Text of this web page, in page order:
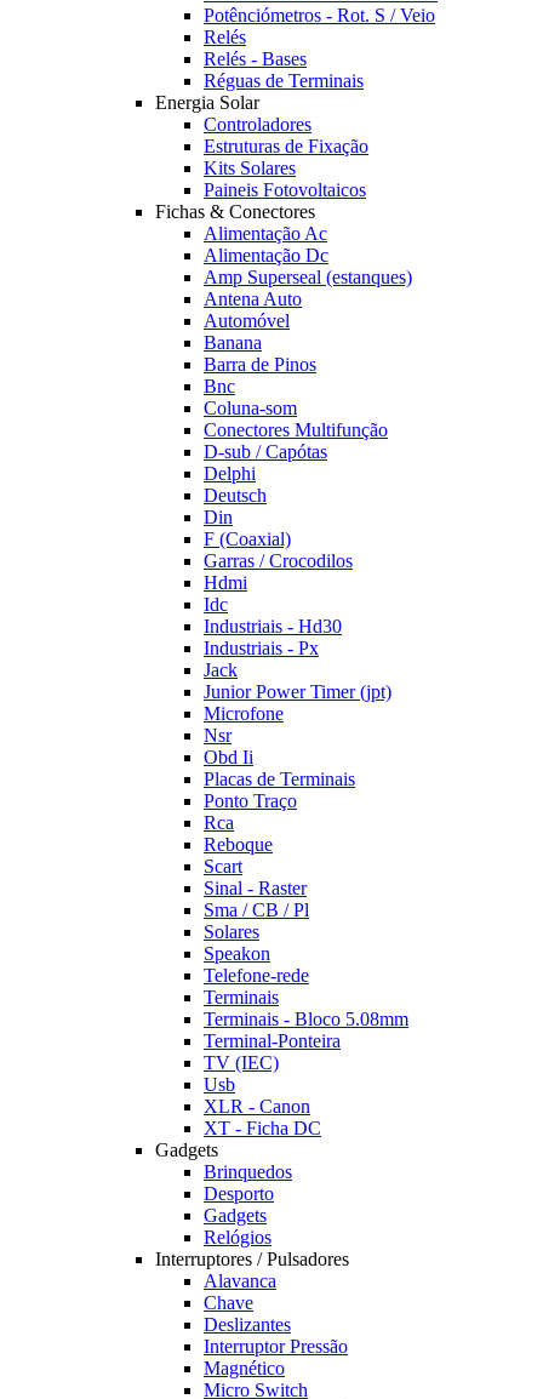
Potênciómetros - Rot. S / Veio
Relés
Relés - Bases
Réguas de Terminais
Energia Solar
Controladores
Estruturas de Fixação
Kits Solares
Paineis Fotovoltaicos
Fichas & Conectores
Alimentação Ac
Alimentação Dc
Amp Superseal (estanques)
Antena Auto
Automóvel
Banana
Barra de Pinos
Bnc
Coluna-som
Conectores Multifunção
D-sub / Capótas
Delphi
Deutsch
Din
F (Coaxial)
Garras / Crocodilos
Hdmi
Idc
Industriais - Hd30
Industriais - Px
Jack
Junior Power Timer (jpt)
Microfone
Nsr
Obd Ii
Placas de Terminais
Ponto Traço
Rca
Reboque
Scart
Sinal - Raster
Sma / CB / Pl
Solares
Speakon
Telefone-rede
Terminais
Terminais - Bloco 5.08mm
Terminal-Ponteira
TV (IEC)
Usb
XLR - Canon
XT - Ficha DC
Gadgets
Brinquedos
Desporto
Gadgets
Relógios
Interruptores / Pulsadores
Alavanca
Chave
Deslizantes
Interruptor Pressão
Magnético
Micro Switch